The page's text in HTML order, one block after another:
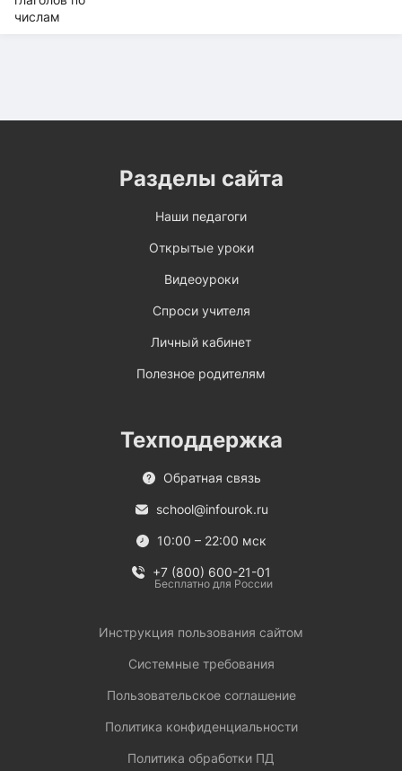
Разделы сайта
Наши педагоги
Открытые уроки
Видеоуроки
Спроси учителя
Личный кабинет
Полезное родителям
Техподдержка
Обратная связь
school@infourok.ru
10:00 – 22:00 мск
+7 (800) 600-21-01
Бесплатно для России
Инструкция пользования сайтом
Системные требования
Пользовательское соглашение
Политика конфиденциальности
Политика обработки ПД